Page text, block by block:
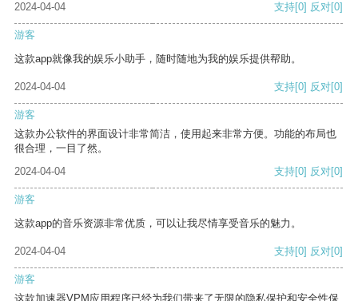
2024-04-04
支持[0] 反对[0]
游客
这款app就像我的娱乐小助手，随时随地为我的娱乐提供帮助。
2024-04-04 支持[0] 反对[0]
游客
这款办公软件的界面设计非常简洁，使用起来非常方便。功能的布局也
很合理，一目了然。
2024-04-04
支持[0] 反对[0]
游客
这款app的音乐资源非常优质，可以让我尽情享受音乐的魅力。
2024-04-04 支持[0] 反对[0]
游客
这款加速器VPM应用程序已经为我们带来了无限的隐私保护和安全性保